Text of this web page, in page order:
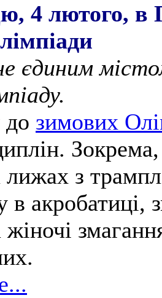
4 лютого, в
єдиним
до зимових
з
в
жіночі